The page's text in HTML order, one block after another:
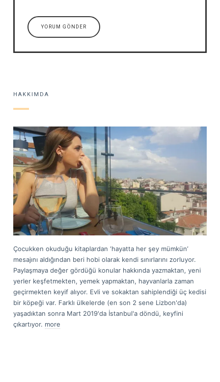
HAKKIMDA
Çocukken okuduğu kitaplardan ‘hayatta her şey mümkün’
mesajını aldığından beri hobi olarak kendi sınırlarını zorluyor.
Paylaşmaya değer gördüğü konular hakkında yazmaktan, yeni
yerler keşfetmekten, yemek yapmaktan, hayvanlarla zaman
geçirmekten keyif alıyor. Evli ve sokaktan sahiplendiği üç kedisi
bir köpeği var. Farklı ülkelerde (en son 2 sene Lizbon'da)
yaşadıktan sonra Mart 2019'da İstanbul'a döndü, keyfini
çıkartıyor. more